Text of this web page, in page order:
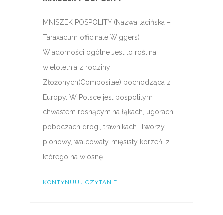
MNISZEK POSPOLITY (Nazwa lacińska –
Taraxacum officinale Wiggers)
Wiadomości ogólne Jest to roślina
wieloletnia z rodziny
Złożonych(Compositae) pochodząca z
Europy. W Polsce jest pospolitym
chwastem rosnącym na łąkach, ugorach,
poboczach drogi, trawnikach. Tworzy
pionowy, walcowaty, mięsisty korzeń, z
którego na wiosnę…
KONTYNUUJ CZYTANIE...